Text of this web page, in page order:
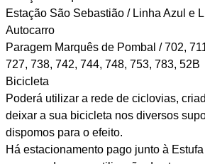
Estação São Sebastião / Linha Azul e
Autocarro
Paragem Marquês de Pombal / 702,
727, 738, 742, 744, 748, 753, 783, 52B
Bicicleta
Poderá utilizar a rede de ciclovias,
deixar a sua bicicleta nos diversos
dispomos para o efeito.
Há estacionamento pago junto à